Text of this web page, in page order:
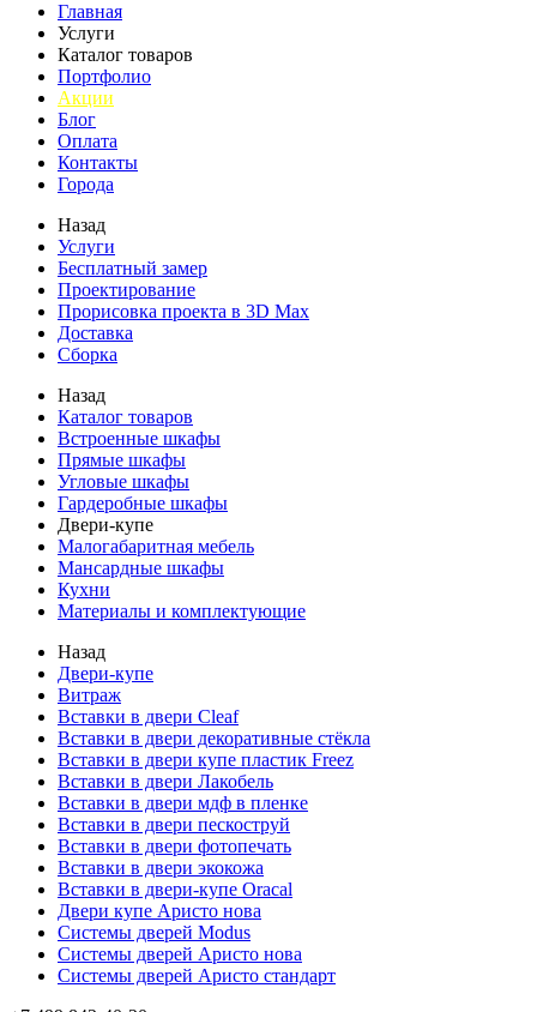
Главная
Услуги
Каталог товаров
Портфолио
Акции
Блог
Оплата
Контакты
Города
Назад
Услуги
Бесплатный замер
Проектирование
Прорисовка проекта в 3D Max
Доставка
Сборка
Назад
Каталог товаров
Встроенные шкафы
Прямые шкафы
Угловые шкафы
Гардеробные шкафы
Двери-купе
Малогабаритная мебель
Мансардные шкафы
Кухни
Материалы и комплектующие
Назад
Двери-купе
Витраж
Вставки в двери Cleaf
Вставки в двери декоративные стёкла
Вставки в двери купе пластик Freez
Вставки в двери Лакобель
Вставки в двери мдф в пленке
Вставки в двери пескоструй
Вставки в двери фотопечать
Вставки в двери экокожа
Вставки в двери-купе Oracal
Двери купе Аристо нова
Системы дверей Modus
Системы дверей Аристо нова
Системы дверей Аристо стандарт